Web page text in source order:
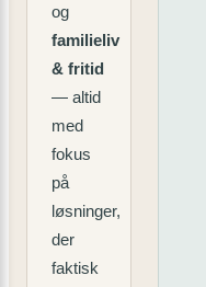
og
familieliv
& fritid
— altid
med
fokus
på
løsninger,
der
faktisk